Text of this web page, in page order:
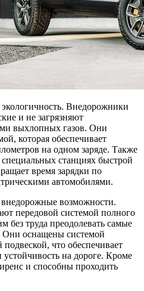
Внедорожники
и не загрязняют
выхлопных газов. Они
которая обеспечивает
на одном заряде. Также
станциях быстрой
время зарядки по
автомобилями.
внедорожные возможности.
передовой системой полного
без труда преодолевать самые
оснащены системой
что обеспечивает
на дороге. Кроме
и способны проходить